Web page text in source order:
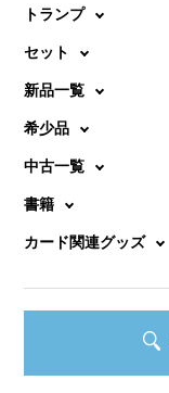
トランプ
セット
新品一覧
希少品
中古一覧
書籍
カード関連グッズ